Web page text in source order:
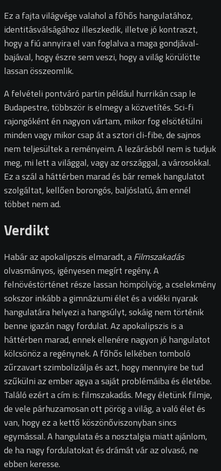
Ez a fajta világvége valahol a főhős hangulatához,
identitásválságához illeszkedik, illetve jó kontraszt,
hogy a fiú annyira el van foglalva a maga gondjával-
bajával, hogy észre sem veszi, hogy a világ körülötte
lassan összeomlik.
A felvételi pontváró partin például hurrikán csap le
Budapestre, többször is elmegy a közvetítés. Sci-fi
rajongóként én nagyon vártam, mikor fog elsötétülni
minden vagy mikor csap át a sztori cli-fibe, de sajnos
nem teljesültek a reményeim. A lezárásból nem is tudjuk
meg, mi lett a világgal, vagy az országgal, a városokkal.
Ez a szál a háttérben marad és bár remek hangulatot
szolgáltat, kellően borongós, baljóslatú, ám ennél
többet nem ad.
Verdikt
Habár az apokalipszis elmaradt, aFilmszakadás
olvasmányos, igényesen megírt regény. A
felnövéstörténet része lassan hömpölyög, a cselekmény
sokszor inkább a gimnáziumi élet és a vidéki nyarak
hangulatára helyezi a hangsúlyt, sokáig nem történik
benne igazán nagy fordulat. Az apokalipszis is a
háttérben marad, ennek ellenére nagyon jó hangulatot
kölcsönöz a regénynek. A főhős lelkében tomboló
zűrzavart szimbolizálja és azt, hogy mennyire be tud
szűkülni az ember agya a saját problémáiba és életébe.
Találó ezért a cím is: filmszakadás. Megy életünk filmje,
de vele párhuzamosan ott pörög a világ, a való élet és
van, hogy ez a kettő köszönőviszonyban sincs
egymással. A hangulata és a nosztalgia miatt ajánlom,
de ha nagy fordulatokat és drámát vár az olvasó, ne
ebben keresse.